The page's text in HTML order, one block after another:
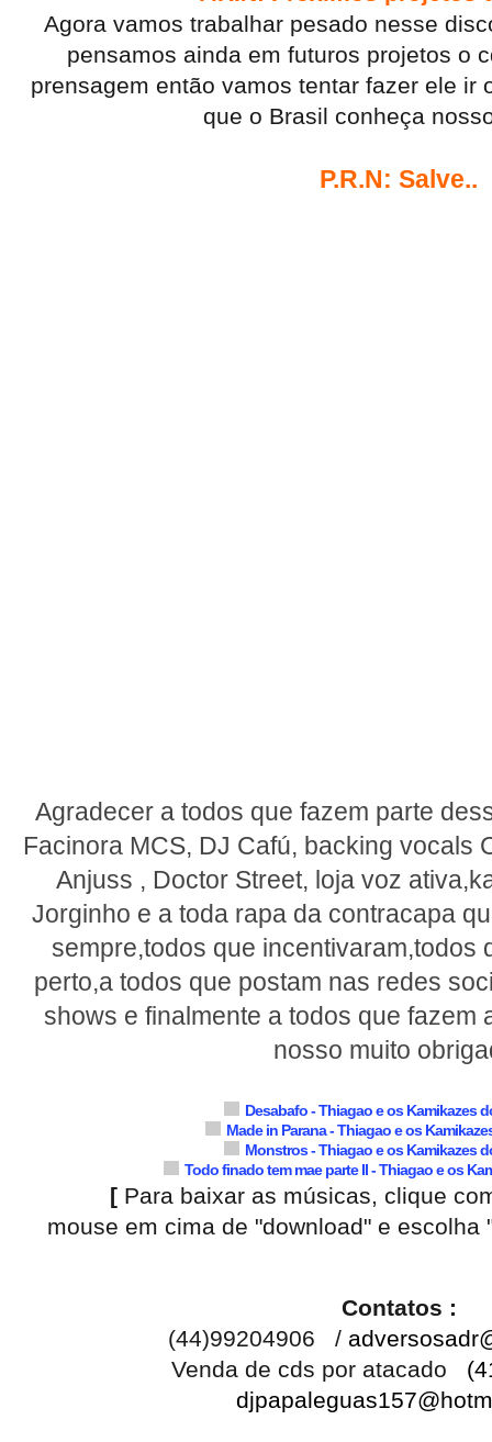
Agora vamos trabalhar pesado nesse
pensamos ainda em futuros projetos o
prensagem então vamos tentar fazer ele ir
que o Brasil conheça
P.R.N: Salve..
Agradecer a todos que fazem parte
Facinora MCS, DJ Cafú, backing vocals
Anjuss , Doctor Street, loja voz
Jorginho e a toda rapa da contracapa
sempre,todos que incentivaram,todos
perto,a todos que postam nas redes
shows e finalmente a todos que fazem
nosso muito
Desabafo - Thiagao e os Kamikazes
Made in Parana - Thiagao e os
Monstros - Thiagao e os Kamikazes
Todo finado tem mae parte II - Thiagao e os
[Para baixar as músicas, clique
mouse em cima de "download" e escolha
Contatos :
(44)99204906 /
Venda de cds por atacado